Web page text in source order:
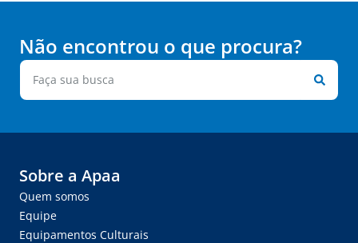
Não encontrou o que procura?
Sobre a Apaa
Quem somos
Equipe
Equipamentos Culturais